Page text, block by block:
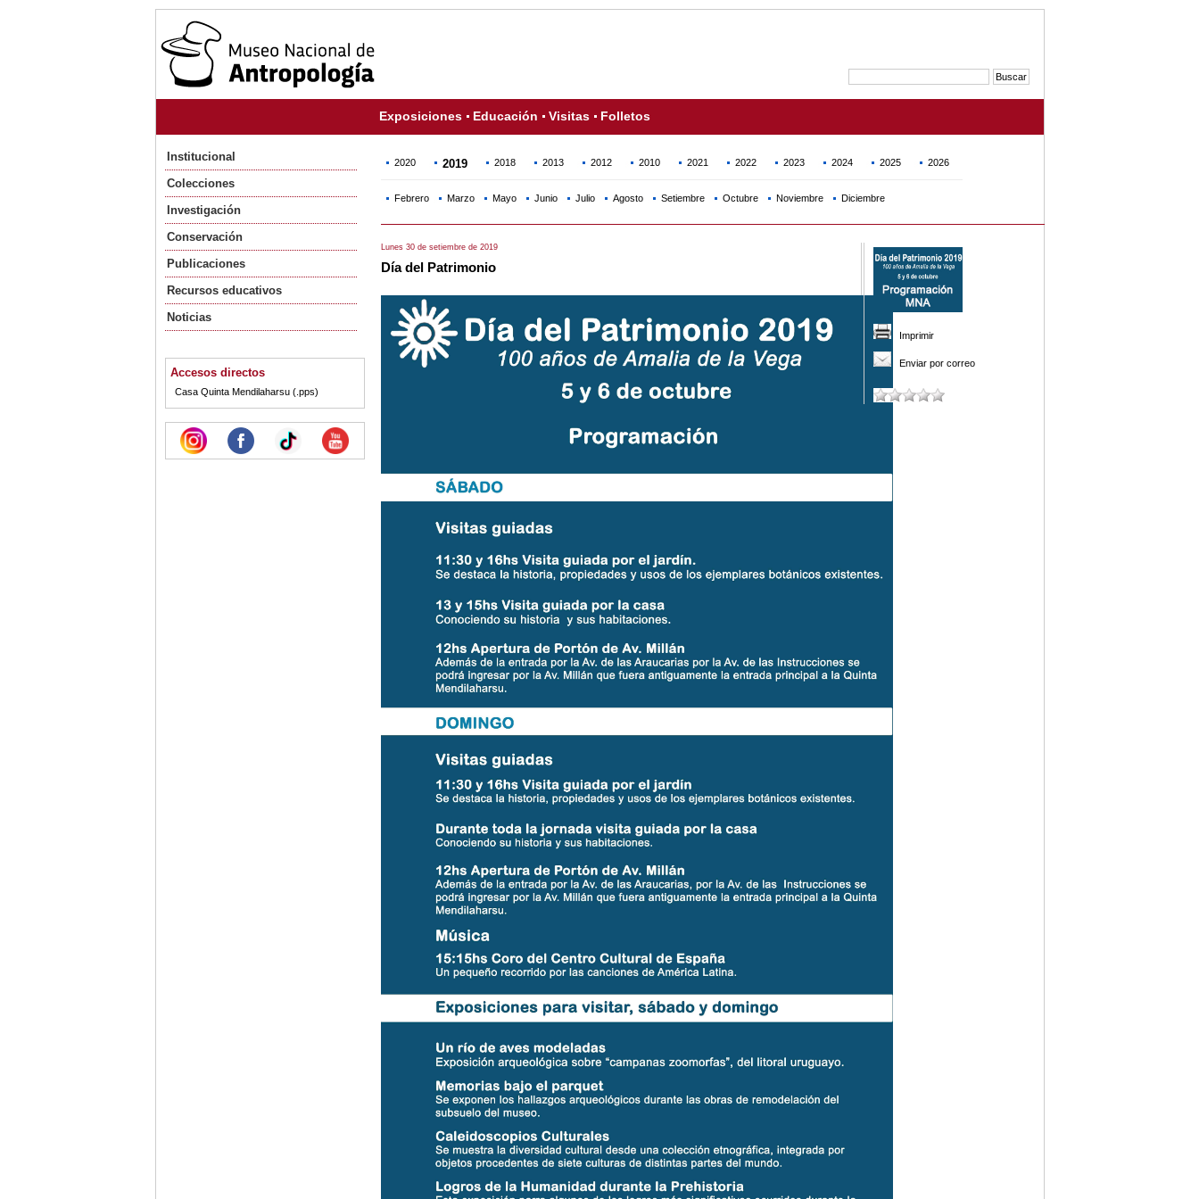
Exposiciones Educación Visitas Folletos
Institucional
Colecciones
Investigación
Conservación
Publicaciones
Recursos educativos
Noticias
Accesos directos
Casa Quinta Mendilaharsu (.pps)
2020 2019 2018 2013 2012 2010 2021 2022 2023 2024 2025 2026
Febrero Marzo Mayo Junio Julio Agosto Setiembre Octubre Noviembre Diciembre
Lunes 30 de setiembre de 2019
Día del Patrimonio
Imprimir
Enviar por correo